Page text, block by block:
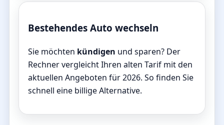
Bestehendes Auto wechseln
Sie möchten kündigen und sparen? Der
Rechner vergleicht Ihren alten Tarif mit den
aktuellen Angeboten für 2026. So finden Sie
schnell eine billige Alternative.